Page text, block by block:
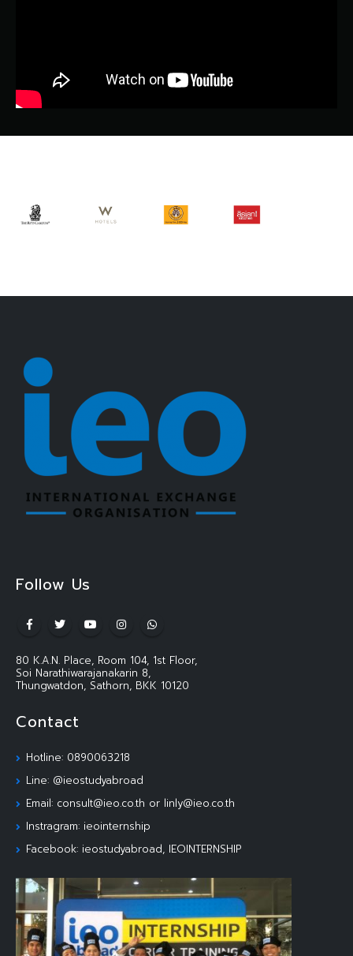
Follow Us
80 K.A.N. Place, Room 104, 1st Floor,
Soi Narathiwarajanakarin 8,
Thungwatdon, Sathorn, BKK 10120
Contact
Hotline: 0890063218
Line: @ieostudyabroad
Email: consult@ieo.co.th or linly@ieo.co.th
Instragram: ieointernship
Facebook: ieostudyabroad, IEOINTERNSHIP